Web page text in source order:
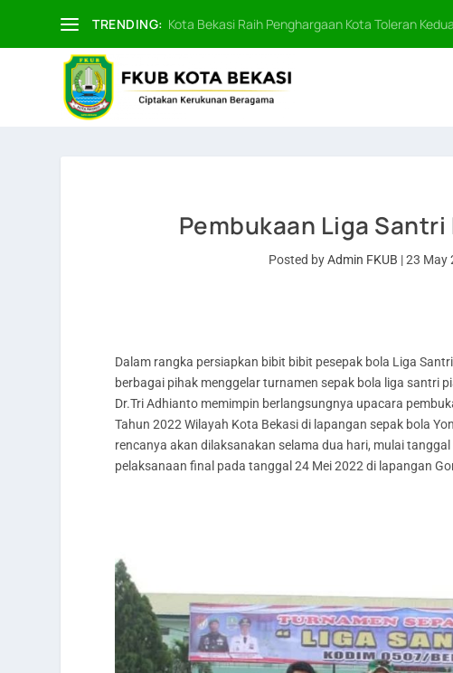
TRENDING: Kota Bekasi Raih Penghargaan Kota Toleran
Pembukaan Liga
Posted byAdmin FKUB |23 May
Dalam rangka persiapkan bibit bibit pesepak bola Liga
berbagai pihak menggelar turnamen sepak bola liga santri
Dr.Tri Adhianto memimpin berlangsungnya upacara
Tahun 2022 Wilayah Kota Bekasi di lapangan sepak bola
rencanya akan dilaksanakan selama dua hari, mulai
pelaksanaan final pada tanggal 24 Mei 2022 di lapangan